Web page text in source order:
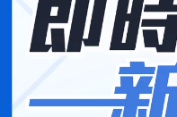
投
資
樓
市